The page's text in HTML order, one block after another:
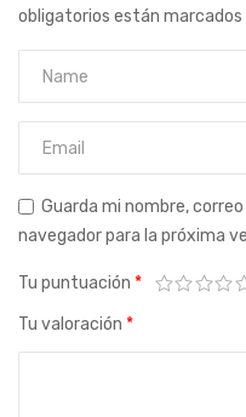
obligatorios están marcados
Guarda mi nombre,
navegador para la próxima
Tu puntuación *
Tu valoración *